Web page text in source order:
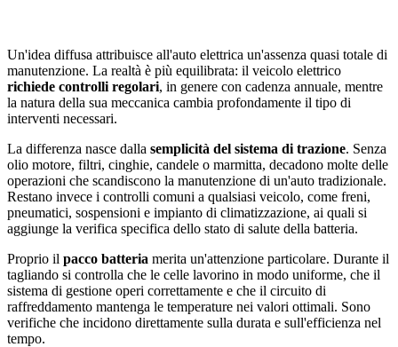
Un'idea diffusa attribuisce all'auto elettrica un'assenza quasi totale di
manutenzione. La realtà è più equilibrata: il veicolo elettrico
richiede controlli regolari, in genere con cadenza annuale, mentre
la natura della sua meccanica cambia profondamente il tipo di
interventi necessari.
La differenza nasce dalla semplicità del sistema di trazione. Senza
olio motore, filtri, cinghie, candele o marmitta, decadono molte delle
operazioni che scandiscono la manutenzione di un'auto tradizionale.
Restano invece i controlli comuni a qualsiasi veicolo, come freni,
pneumatici, sospensioni e impianto di climatizzazione, ai quali si
aggiunge la verifica specifica dello stato di salute della batteria.
Proprio il pacco batteria merita un'attenzione particolare. Durante il
tagliando si controlla che le celle lavorino in modo uniforme, che il
sistema di gestione operi correttamente e che il circuito di
raffreddamento mantenga le temperature nei valori ottimali. Sono
verifiche che incidono direttamente sulla durata e sull'efficienza nel
tempo.